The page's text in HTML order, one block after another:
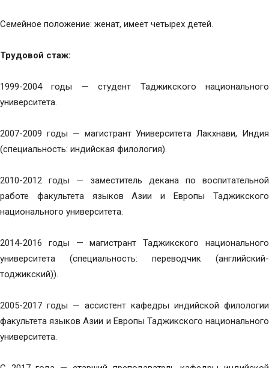
Семейное положение: женат, имеет четырех детей.
Трудовой стаж:
1999-2004 годы — студент Таджикского национального
университета.
2007-2009 годы — магистрант Университета Лакхнави, Индия
(специальность: индийская филология).
2010-2012 годы — заместитель декана по воспитательной
работе факультета языков Азии и Европы Таджикского
национального университета.
2014-2016 годы — магистрант Таджикского национального
университета (специальность: переводчик (английский-
тоджикский)).
2005-2017 годы — ассистент кафедры индийской филологии
факультета языков Азии и Европы Таджикского национального
университета.